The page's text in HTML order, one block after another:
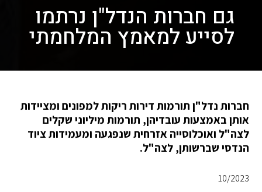
גם חברות הנדל"ן נרתמו
לסייע למאמץ המלחמתי
חברות נדל"ן תורמות דירות ריקות למפונים ומציידות
אותן באמצעות עובדיהן, תורמות מיליוני שקלים
לצה"ל ואוכלוסייה אזרחית שנפגעה ומעמידות ציוד
הנדסי שברשותן, לצה"ל.
10/2023